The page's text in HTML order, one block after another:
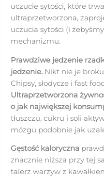
uczucie sytości, które
ultraprzetworzona,
uczucia sytości (i
mechanizmu.
Prawdziwe jedzenie
jedzenie. Nikt nie je
Chipsy, słodycze i fast
Ultraprzetworzona
o jak największej
tłuszczu, cukru i soli
mózgu podobnie jak
Gęstość kaloryczna
znacznie niższa przy tej
talerz warzyw z